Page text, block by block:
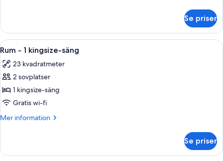
säng
med
bäddsoffa
rum
1
säng
med
Se priser
Öppna
alla
foton
för
Rum
-
1
Värdeförvaringsskåp på rummet,
11
Rum - 1 kingsize-säng
23 kvadratmeter
2 sovplatser
1 kingsize-säng
Gratis wi-fi
Mer information
Mer
-
Se priser